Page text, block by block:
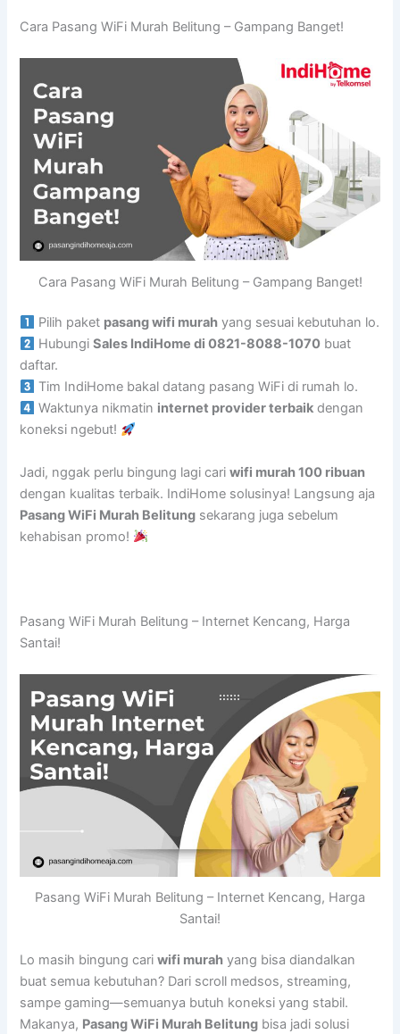
Cara Pasang WiFi Murah Belitung – Gampang Banget!
Cara Pasang WiFi Murah Belitung – Gampang Banget!
Pilih paket pasang wifi murah yang sesuai kebutuhan lo.
HubungiSales IndiHome di 0821-8088-1070 buat
daftar.
Tim IndiHome bakal datang pasang WiFi di rumah lo.
Waktunya nikmatin internet provider terbaik dengan
koneksi ngebut!
Jadi, nggak perlu bingung lagi cariwifi murah 100 ribuan
dengan kualitas terbaik. IndiHome solusinya! Langsung aja
Pasang WiFi Murah Belitung sekarang juga sebelum
kehabisan promo!
Pasang WiFi Murah Belitung – Internet Kencang, Harga
Santai!
Pasang WiFi Murah Belitung – Internet Kencang, Harga
Santai!
Lo masih bingung cariwifi murah yang bisa diandalkan
buat semua kebutuhan? Dari scroll medsos, streaming,
sampe gaming—semuanya butuh koneksi yang stabil.
Makanya, Pasang WiFi Murah Belitung bisa jadi solusi